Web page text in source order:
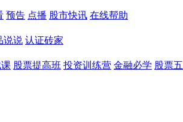
预告 点播 股市快讯 在线帮助
说说 认证砖家
股票提高班 投资训练营 金融必学 股票